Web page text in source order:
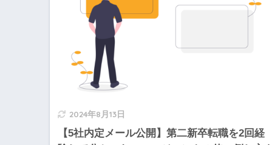
2024年8月13日
【5社内定メール公開】第二新卒転職を2回経